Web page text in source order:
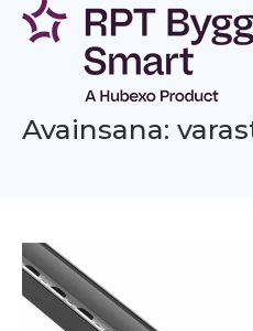
Siirry
sisältöön
Avainsana: